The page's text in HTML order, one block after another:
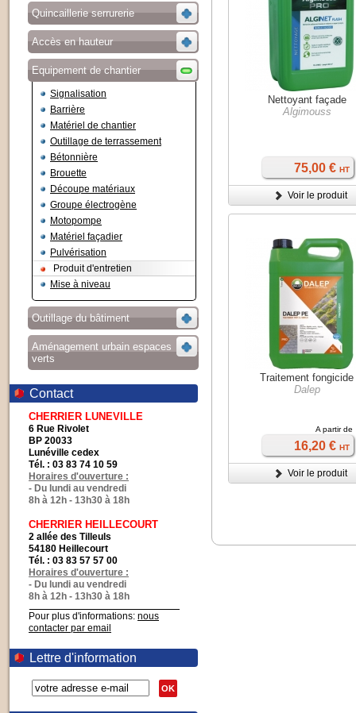
Quincaillerie serrurerie
Accès en hauteur
Equipement de chantier
Signalisation
Barrière
Matériel de chantier
Outillage de terrassement
Bétonnière
Brouette
Découpe matériaux
Groupe électrogène
Motopompe
Matériel façadier
Pulvérisation
Produit d'entretien
Mise à niveau
Outillage du bâtiment
Aménagement urbain espaces
verts
Contact
CHERRIER LUNEVILLE
6 Rue Rivolet
BP 20033
Lunéville cedex
Tél. : 03 83 74 10 59
Horaires d'ouverture :
- Du lundi au vendredi
8h à 12h - 13h30 à 18h
CHERRIER HEILLECOURT
2 allée des Tilleuls
54180 Heillecourt
Tél. : 03 83 57 57 00
Horaires d'ouverture :
- Du lundi au vendredi
8h à 12h - 13h30 à 18h
Pour plus d'informations: nous
contacter par email
Lettre d'information
OK
Nettoyant façade
Algimouss
75,00 € HT
Voir le produit
Traitement fongicide
Dalep
A partir de
16,20 € HT
Voir le produit